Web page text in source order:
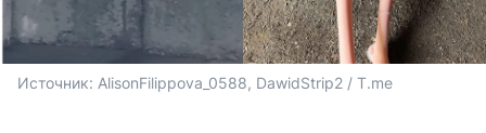
Источник: AlisonFilippova_0588, DawidStrip2 / T.me